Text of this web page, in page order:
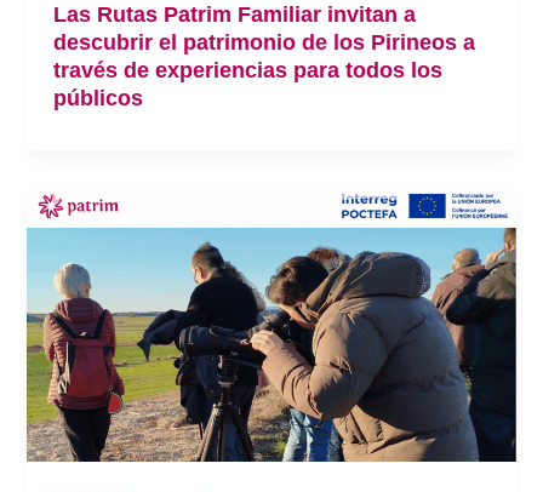
Las Rutas Patrim Familiar invitan a
descubrir el patrimonio de los Pirineos a
través de experiencias para todos los
públicos